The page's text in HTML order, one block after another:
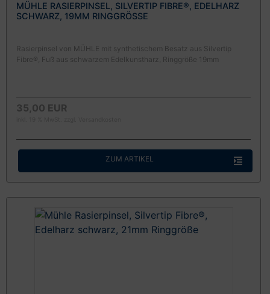
MÜHLE RASIERPINSEL, SILVERTIP FIBRE®, EDELHARZ
SCHWARZ, 19MM RINGGRÖSSE
Rasierpinsel von MÜHLE mit synthetischem Besatz aus Silvertip
Fibre®, Fuß aus schwarzem Edelkunstharz, Ringgröße 19mm
35,00 EUR
ZUM ARTIKEL